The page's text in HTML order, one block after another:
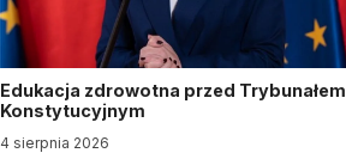
Edukacja zdrowotna przed Trybunałem
Konstytucyjnym
4 sierpnia 2026